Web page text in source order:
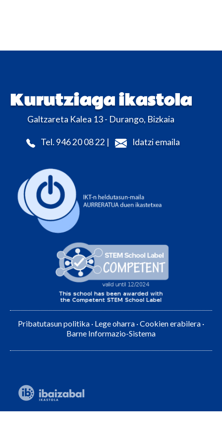
Kurutziaga ikastola
Galtzareta Kalea 13 - Durango, Bizkaia
Tel. 946 20 08 22 | Idatzi emaila
Pribatutasun politika · Lege oharra ·Cookien erabilera ·
Barne Informazio-Sistema